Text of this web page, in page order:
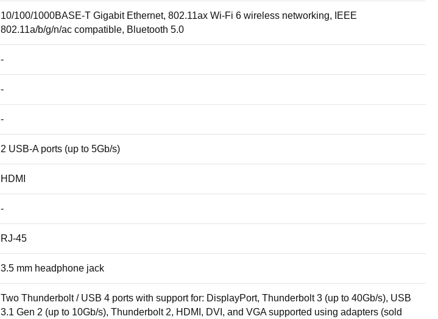
10/100/1000BASE-T Gigabit Ethernet, 802.11ax Wi-Fi 6 wireless networking, IEEE
802.11a/b/g/n/ac compatible, Bluetooth 5.0
-
-
-
2 USB-A ports (up to 5Gb/s)
HDMI
-
RJ-45
3.5 mm headphone jack
Two Thunderbolt / USB 4 ports with support for: DisplayPort, Thunderbolt 3 (up to 40Gb/s), USB
3.1 Gen 2 (up to 10Gb/s), Thunderbolt 2, HDMI, DVI, and VGA supported using adapters (sold